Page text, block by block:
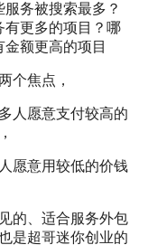
服务被搜索最多？
有更多的项目？哪
金额更高的项目
个焦点，
人愿意支付较高的
愿意用较低的价钱
的、适合服务外包
是超哥迷你创业的